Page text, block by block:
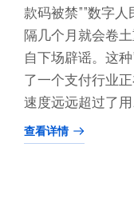
款码被禁””数字
隔几个月就会卷
自下场辟谣。这
了一个支付行业
速度远远超过了
查看详情